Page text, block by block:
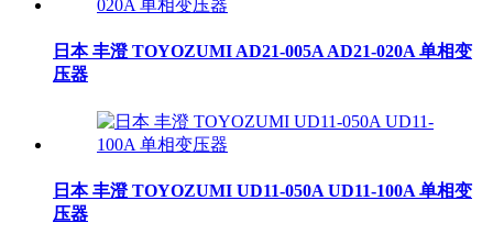
日本 丰澄 TOYOZUMI AD21-005A AD21-020A 单相变
压器
日本 丰澄 TOYOZUMI UD11-050A UD11-100A 单相变
压器